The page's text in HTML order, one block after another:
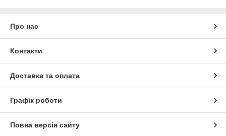
Про нас
Контакти
Доставка та оплата
Графік роботи
Повна версія сайту